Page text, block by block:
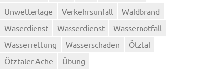
Unwetterlage
Verkehrsunfall
Waldbrand
Waserdienst
Wasserdienst
Wassernotfall
Wasserrettung
Wasserschaden
Ötztal
Ötztaler Ache
Übung